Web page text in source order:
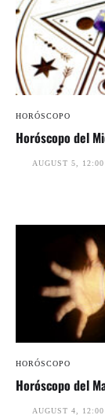
HORÓSCOPO
Horóscopo del
AUGUST 5,
HORÓSCOPO
Horóscopo del
AUGUST 4,